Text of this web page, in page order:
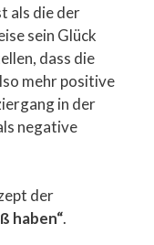
als die der
sein Glück
dass die
mehr positive
in der
negative
der
haben“.